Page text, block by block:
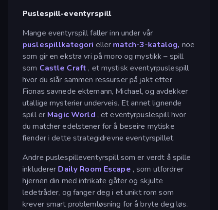
Puslespill-eventyrspill
Mange eventyrspill faller inn under vår
puslespillkategori eller match-3-katalog, noe
som gir en ekstra vri på moro og mystikk – spill
som Castle Craft , et mystisk eventyrpuslespill
hvor du slår sammen ressurser på jakt etter
Fionas savnede ektemann, Michael, og avdekker
utallige mysterier underveis. Et annet lignende
spill er Magic World , et eventyrpuslespill hvor
du matcher edelstener for å beseire mytiske
fiender i dette strategidrevne eventyrspillet.
Andre puslespilleventyrspill som er verdt å spille
inkluderer Daily Room Escape , som utfordrer
hjernen din med intrikate gåter og skjulte
ledetråder, og fanger deg i et unikt rom som
krever smart problemløsning for å bryte deg løs.